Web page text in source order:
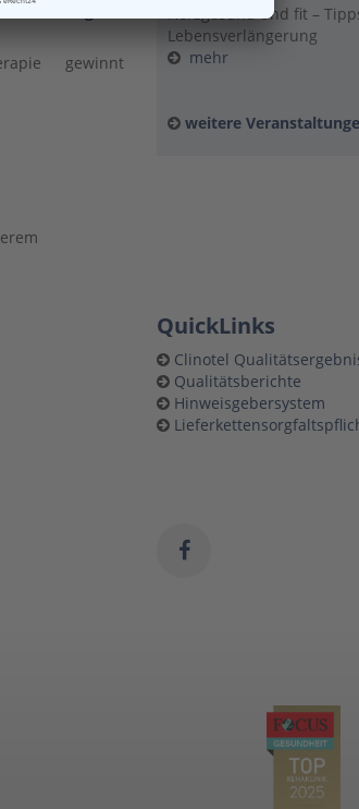
Rotenburg
gewinnt
Herzgesund und fit –
Lebensverlängerung
mehr
weitere
QuickLinks
Clinotel
Qualitätsberichte
Hinweisgebersystem